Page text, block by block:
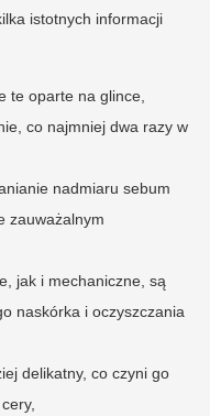
istotnych informacji
te oparte na glince,
co najmniej dwa razy w
nadmiaru sebum
zauważalnym
jak i mechaniczne, są
naskórka i oczyszczania
delikatny, co czyni go